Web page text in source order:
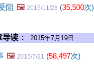
阻 🖼️ 2015/11/28 (35,500次)
读： 2015年7月19日
🖼️ 2015/7/21 (58,497次)